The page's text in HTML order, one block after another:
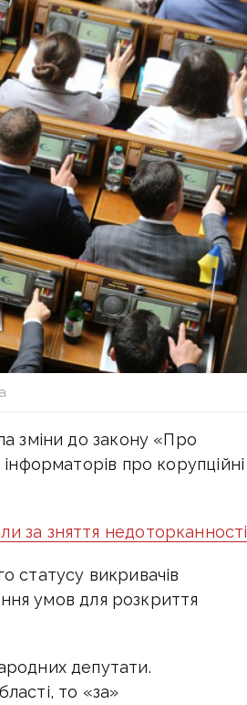
зміни до закону «Про
про корупційні
за зняття недоторканності
статусу викривачів
умов для розкриття
депутати.
то «за»